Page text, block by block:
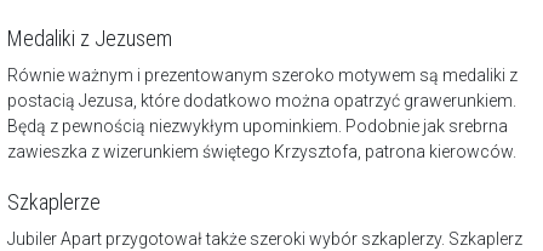
Medaliki z Jezusem
Równie ważnym i prezentowanym szeroko motywem są medaliki z
postacią Jezusa, które dodatkowo można opatrzyć grawerunkiem.
Będą z pewnością niezwykłym upominkiem. Podobnie jak srebrna
zawieszka z wizerunkiem świętego Krzysztofa, patrona kierowców.
Szkaplerze
Jubiler Apart przygotował także szeroki wybór szkaplerzy. Szkaplerz